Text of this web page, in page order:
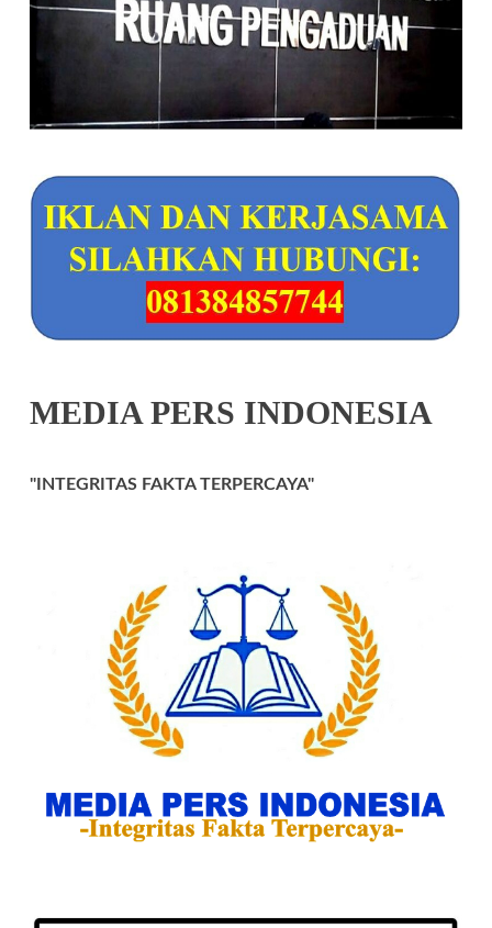
MEDIA PERS INDONESIA
"INTEGRITAS FAKTA TERPERCAYA"